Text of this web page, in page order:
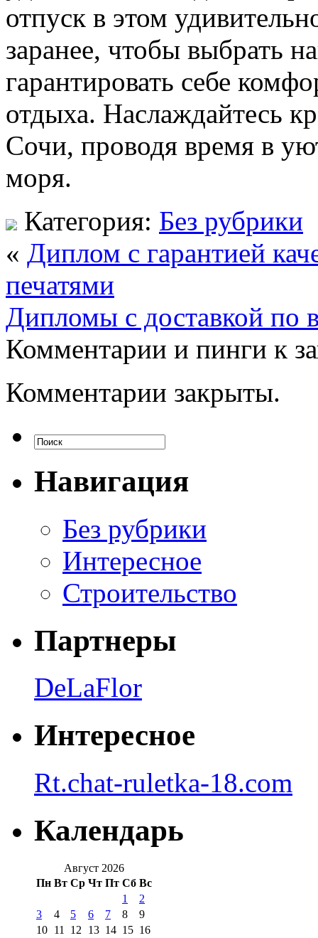
отпуск в этом
заранее, чтобы выбрать
гарантировать себе
отдыха. Наслаждайтесь
Сочи, проводя время в
моря.
Категория: Без рубрики
« Диплом с гарантией
печатями
Дипломы с доставкой по
Комментарии и пинги к
Комментарии закрыты.
Навигация
Без рубрики
Интересное
Строительство
Партнеры
DeLaFlor
Интересное
Rt.chat-ruletka-18.com
Календарь
Август 2026
Пн Вт Ср Чт Пт Сб Вс
1
2
3
4 5 6 7 8
9
10 11 12 13 14 15 16